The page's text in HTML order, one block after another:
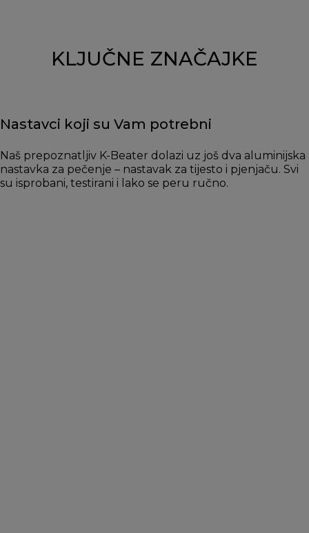
KLJUČNE ZNAČAJKE
Nastavci koji su Vam potrebni
Naš prepoznatljiv K-Beater dolazi uz još dva aluminijska
nastavka za pečenje – nastavak za tijesto i pjenjaču. Svi
su isprobani, testirani i lako se peru ručno.